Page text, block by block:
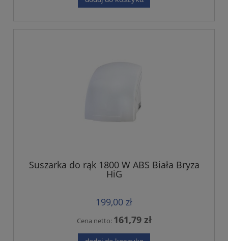
Suszarka do rąk 1800 W ABS Biała Bryza
HiG
199,00 zł
Cena netto: 161,79 zł